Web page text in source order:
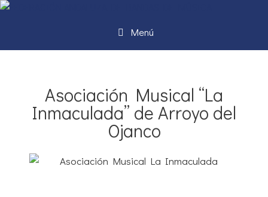
Menú
Asociación Musical “La
Inmaculada” de Arroyo del
Ojanco